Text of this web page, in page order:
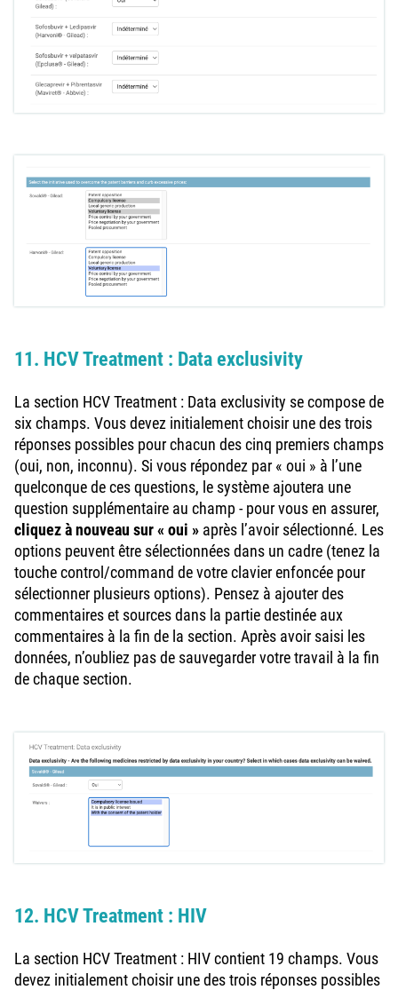
11. HCV Treatment : Data exclusivity
La section HCV Treatment : Data exclusivity se compose de
six champs. Vous devez initialement choisir une des trois
réponses possibles pour chacun des cinq premiers champs
(oui, non, inconnu). Si vous répondez par « oui » à l’une
quelconque de ces questions, le système ajoutera une
question supplémentaire au champ - pour vous en assurer,
cliquez à nouveau sur « oui » après l’avoir sélectionné. Les
options peuvent être sélectionnées dans un cadre (tenez la
touche control/command de votre clavier enfoncée pour
sélectionner plusieurs options). Pensez à ajouter des
commentaires et sources dans la partie destinée aux
commentaires à la fin de la section. Après avoir saisi les
données, n’oubliez pas de sauvegarder votre travail à la fin
de chaque section.
12. HCV Treatment : HIV
La section HCV Treatment : HIV contient 19 champs. Vous
devez initialement choisir une des trois réponses possibles